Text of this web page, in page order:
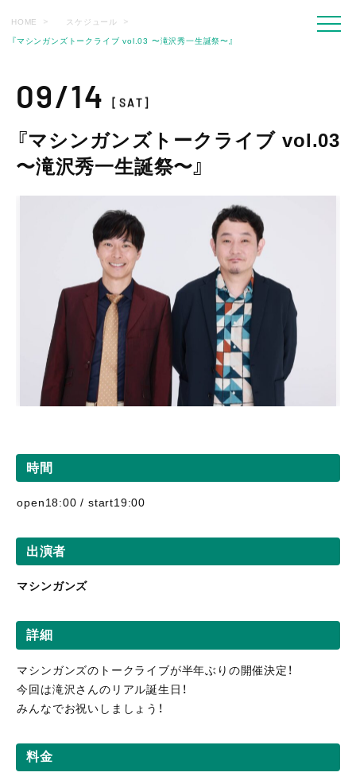
HOME スケジュール
『マシンガンズトークライブ vol.03 〜滝沢秀一生誕祭〜』
09/14[SAT]
『マシンガンズトークライブ vol.03
〜滝沢秀一生誕祭〜』
時間
open18:00 / start19:00
出演者
マシンガンズ
詳細
マシンガンズのトークライブが半年ぶりの開催決定！
今回は滝沢さんのリアル誕生日！
みんなでお祝いしましょう！
料金